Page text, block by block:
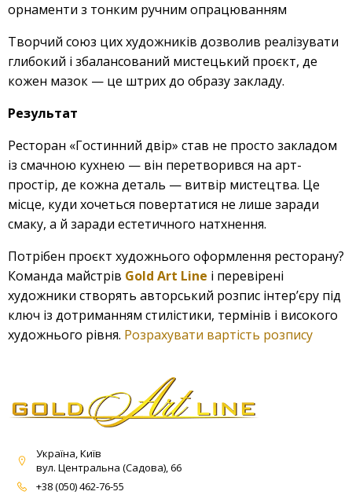
орнаменти з тонким ручним опрацюванням
Творчий союз цих художників дозволив реалізувати
глибокий і збалансований мистецький проєкт, де
кожен мазок — це штрих до образу закладу.
Результат
Ресторан «Гостинний двір» став не просто закладом
із смачною кухнею — він перетворився на арт-
простір, де кожна деталь — витвір мистецтва. Це
місце, куди хочеться повертатися не лише заради
смаку, а й заради естетичного натхнення.
Потрібен проєкт художнього оформлення ресторану?
Команда майстрів Gold Art Line і перевірені
художники створять авторський розпис інтер’єру під
ключ із дотриманням стилістики, термінів і високого
художнього рівня. Розрахувати вартість розпису
Україна, Київ
вул. Центральна (Садова), 66
+38 (050) 462-76-55